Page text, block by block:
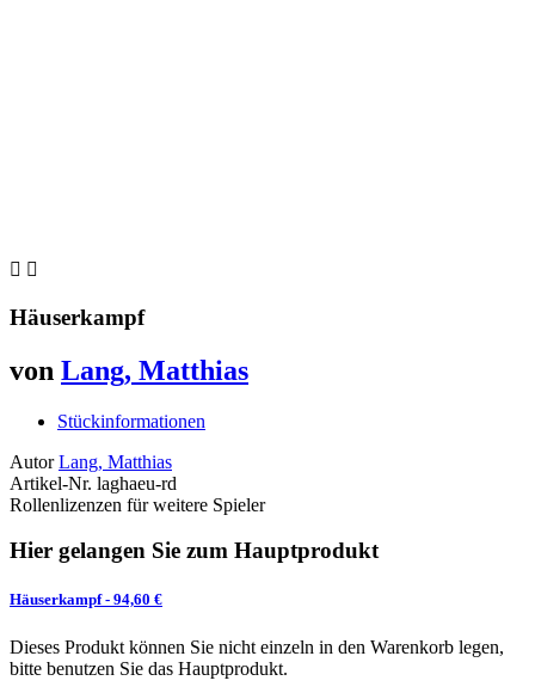
 
Häuserkampf
von Lang, Matthias
Stückinformationen
Autor Lang, Matthias
Artikel-Nr. laghaeu-rd
Rollenlizenzen für weitere Spieler
Hier gelangen Sie zum Hauptprodukt
Häuserkampf- 94,60 €
Dieses Produkt können Sie nicht einzeln in den Warenkorb legen,
bitte benutzen Sie das Hauptprodukt.